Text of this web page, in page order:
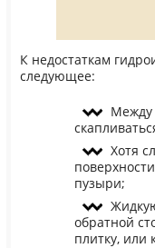
К недостаткам
следующее:
Между
Хотя
пузыри;
обратной
плитку, или